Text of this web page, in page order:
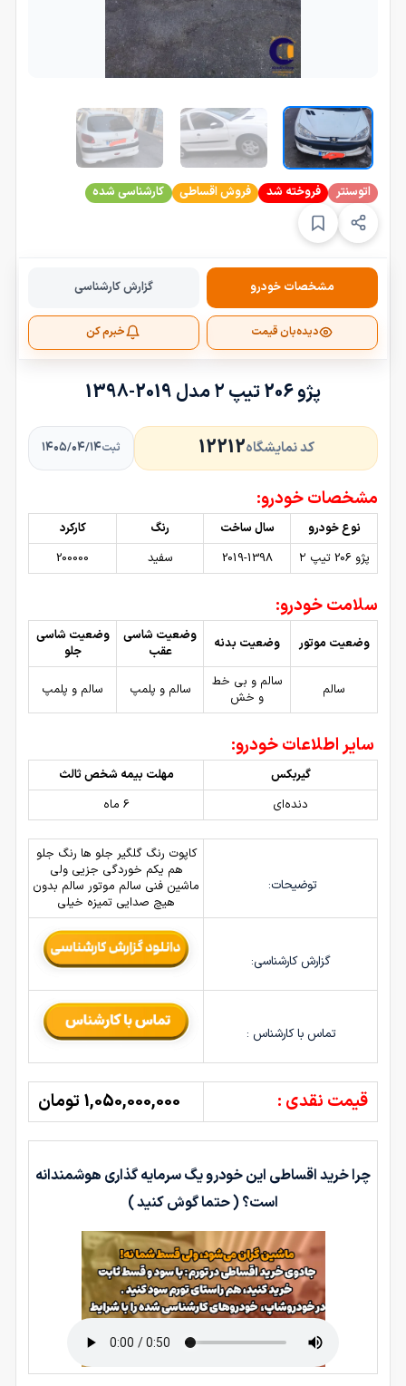
اتوسنتر فروخته شد فروش اقساطی کارشناسی شده
مشخصات خودرو گزارش کارشناسی
دیده‌بان قیمت خبرم کن
پژو 206 تیپ ۲ مدل 2019-1398
کد نمایشگاه12212 ثبت۱۴۰۵/۰۴/۱۴
مشخصات خودرو:
نوع خودرو سال ساخت رنگ
کارکرد
پژو 206 تیپ ۲
2019-1398 سفید 200000
سلامت خودرو:
وضعیت موتور وضعیت بدنه
وضعیت شاسی
عقب
وضعیت شاسی
جلو
سالم
سالم و بی خط
و خش
سالم و پلمپ سالم و پلمپ
سایر اطلاعات خودرو:
گیربکس
مهلت بیمه شخص ثالث
دنده‌ای
6 ماه
توضیحات:
کاپوت رنگ گلگیر جلو ها رنگ جلو
هم یکم خوردگی جزیی ولی
ماشین فنی سالم موتور سالم بدون
هیچ صدایی تمیزه خیلی
گزارش کارشناسی:
تماس با کارشناس :
قیمت نقدی : 1,050,000,000 تومان
چرا خرید اقساطی این خودرو یگ سرمایه گذاری هوشمندانه
است؟ ( حتما گوش کنید )